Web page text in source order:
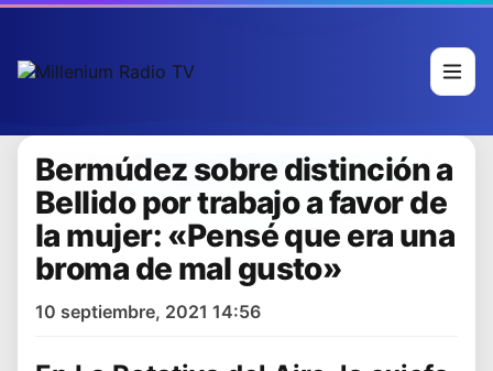
Bermúdez sobre distinción a
Bellido por trabajo a favor de
la mujer: «Pensé que era una
broma de mal gusto»
10 septiembre, 2021 14:56